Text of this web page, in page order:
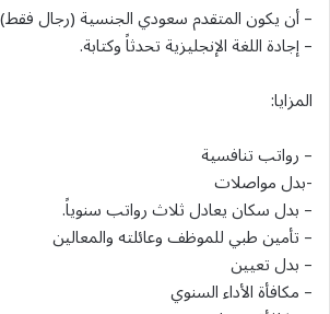
– أن يكون المتقدم سعودي الجنسية (رجال
– إجادة اللغة الإنجليزية تحدثاً وكتابة.
المزايا:
– رواتب تنافسية
-بدل مواصلات
– بدل سكان يعادل ثلاث رواتب سنوياً.
– تأمين طبي للموظف وعائلته والمعالين
– بدل تعيين
– مكافأة الأداء السنوي